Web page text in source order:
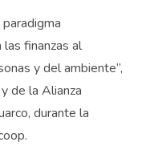
finanzas al
y del ambiente”,
de la Alianza
durante la